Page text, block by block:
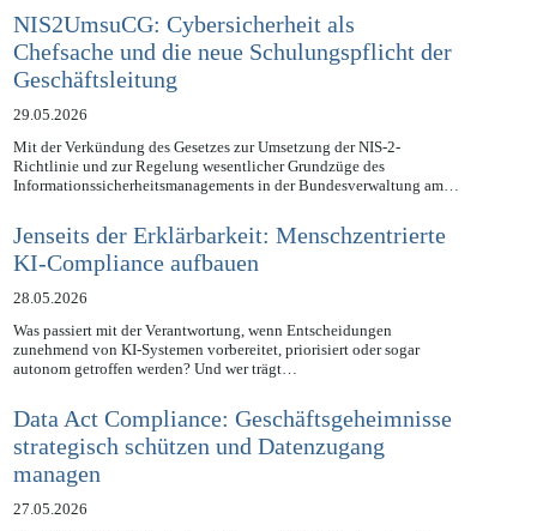
NIS2UmsuCG: Cybersicherheit als
Chefsache und die neue Schulungspflicht der
Geschäftsleitung
29.05.2026
Mit der Verkündung des Gesetzes zur Umsetzung der NIS-2-
Richtlinie und zur Regelung wesentlicher Grundzüge des
Jenseits der Erklärbarkeit: Menschzentrierte
KI-Compliance aufbauen
28.05.2026
Was passiert mit der Verantwortung, wenn Entscheidungen
zunehmend von KI-Systemen vorbereitet, priorisiert oder sogar
Data Act Compliance: Geschäftsgeheimnisse
strategisch schützen und Datenzugang
managen